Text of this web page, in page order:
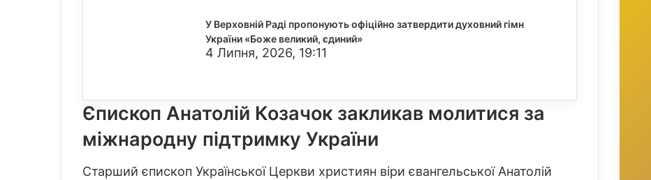
У Верховній Раді пропонують офіційно затвердити духовний гімн
України «Боже великий, єдиний»
4 Липня, 2026, 19:11
Єпископ Анатолій Козачок закликав молитися за
міжнародну підтримку України
Старший єпископ Української Церкви християн віри євангельської Анатолій